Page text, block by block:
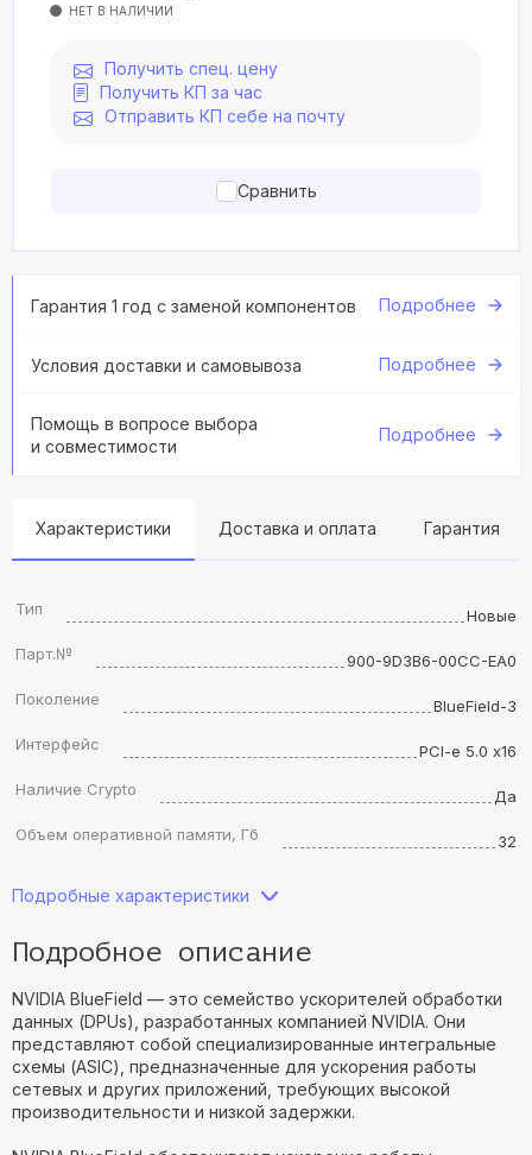
НЕТ В НАЛИЧИИ
Получить спец. цену
Получить КП за час
Отправить КП себе на почту
Сравнить
Гарантия 1 год с заменой компонентов Подробнее
Условия доставки и самовывоза Подробнее
Помощь в вопросе выбора
и совместимости
Подробнее
Характеристики Доставка и оплата Гарантия
Тип
Новые
Парт.№
900-9D3B6-00CC-EA0
Поколение
BlueField-3
Интерфейс
PCI-e 5.0 x16
Наличие Crypto
Да
Объем оперативной памяти, Гб
32
Подробные характеристики
Подробное описание
NVIDIA BlueField — это семейство ускорителей обработки
данных (DPUs), разработанных компанией NVIDIA. Они
представляют собой специализированные интегральные
схемы (ASIC), предназначенные для ускорения работы
сетевых и других приложений, требующих высокой
производительности и низкой задержки.